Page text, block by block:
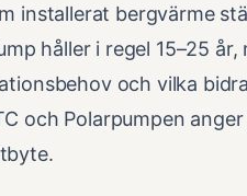
installerat bergvärme
håller i regel 15–25
och vilka
och Polarpumpen